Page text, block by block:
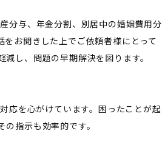
分与、年金分割、別居中の婚姻費用分
お聞きした上でご依頼者様にとって
し、問題の早期解決を図ります。
応を心がけています。困ったことが起
指示も効率的です。